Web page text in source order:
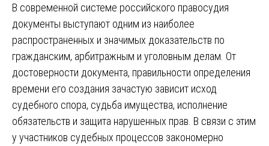
В современной системе российского правосудия
документы выступают одним из наиболее
распространенных и значимых доказательств по
гражданским, арбитражным и уголовным делам. От
достоверности документа, правильности определения
времени его создания зачастую зависит исход
судебного спора, судьба имущества, исполнение
обязательств и защита нарушенных прав. В связи с этим
у участников судебных процессов закономерно